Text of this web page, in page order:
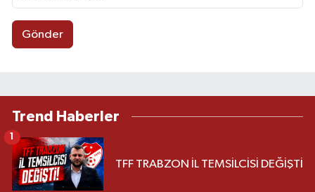
Gönder
Trend Haberler
TFF TRABZON İL TEMSİLCİSİ DEĞİŞTİ